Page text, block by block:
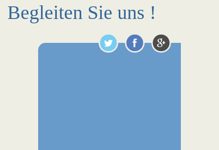
Begleiten Sie uns !